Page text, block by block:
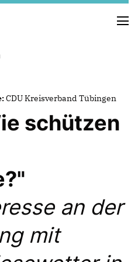
CDU Kreisverband Tübingen
schützen
an der
mit